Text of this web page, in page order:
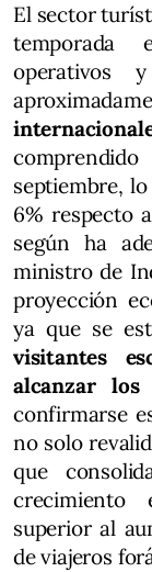
El sector
temporada
operativos
septiembre,
6% respecto
según ha
ministro de
proyección
ya que se
visitantes
alcanzar
confirmarse
no solo
que
crecimiento
superior al
de viajeros